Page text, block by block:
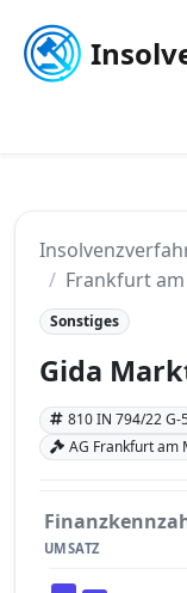
Frankfurt
Sonstiges
Gida
810 IN 794/22 G-
AG Frankfurt am
UMSATZ